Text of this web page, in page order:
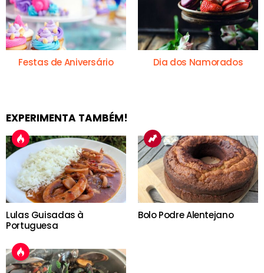
Festas de Aniversário Dia dos Namorados
EXPERIMENTA TAMBÉM!
Lulas Guisadas à
Portuguesa
Bolo Podre Alentejano